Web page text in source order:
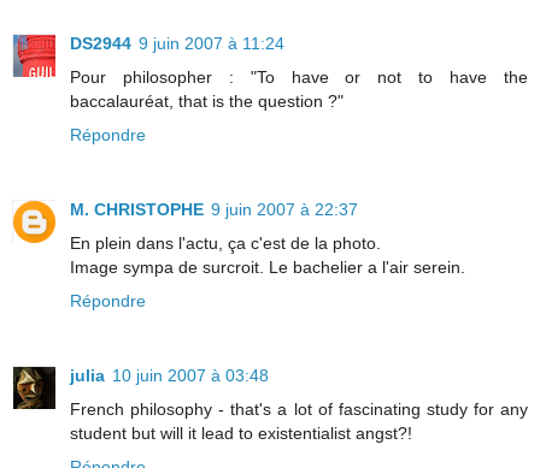
DS2944 9 juin 2007 à 11:24
Pour philosopher : "To have or not to have the
baccalauréat, that is the question ?"
Répondre
M. CHRISTOPHE 9 juin 2007 à 22:37
En plein dans l'actu, ça c'est de la photo.
Image sympa de surcroit. Le bachelier a l'air serein.
Répondre
julia 10 juin 2007 à 03:48
French philosophy - that's a lot of fascinating study for any
student but will it lead to existentialist angst?!